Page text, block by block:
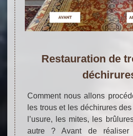
Restauration de
Comment nous allons
les trous et les déchirures
l’usure, les mites, les
autre ? Avant de réaliser